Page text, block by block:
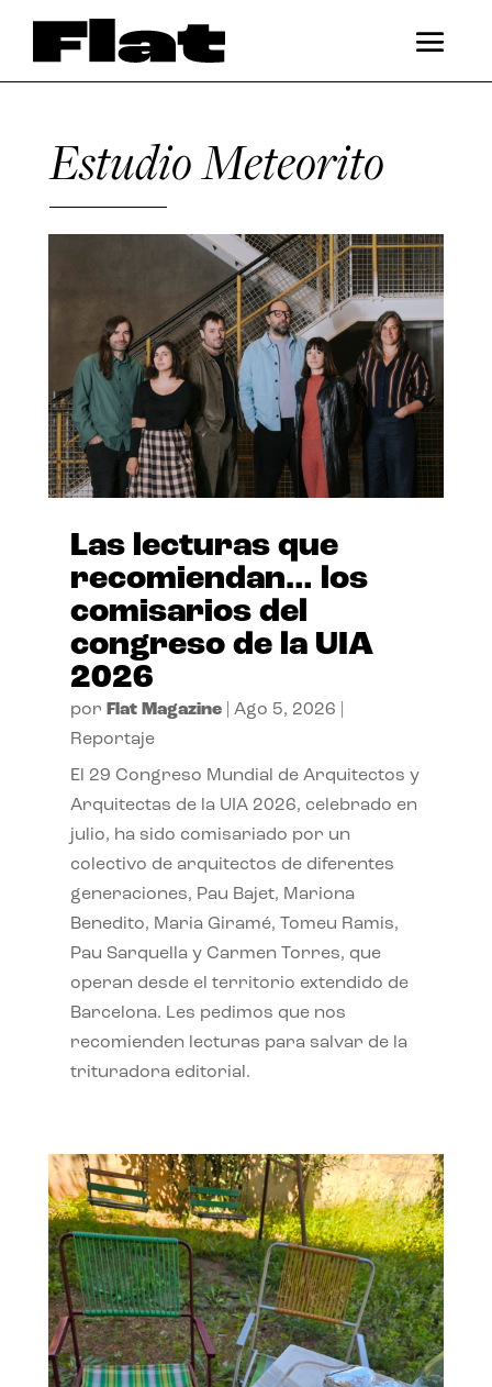
Estudio Meteorito
Las lecturas que
recomiendan… los
comisarios del
congreso de la UIA
2026
por Flat Magazine| Ago 5, 2026
Reportaje
El 29 Congreso Mundial de Arquitectos y
Arquitectas de la UIA 2026, celebrado en
julio, ha sido comisariado por un
colectivo de arquitectos de diferentes
generaciones, Pau Bajet, Mariona
Benedito, Maria Giramé, Tomeu Ramis,
Pau Sarquella y Carmen Torres, que
operan desde el territorio extendido de
Barcelona. Les pedimos que nos
recomienden lecturas para salvar de la
trituradora editorial.